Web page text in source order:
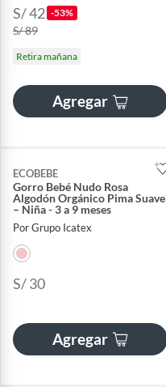
S/ 42 -53%
S/ 89
Retira mañana
Agregar
ECOBEBE
Gorro Bebé Nudo Rosa
Algodón Orgánico Pima Suave
– Niña - 3 a 9 meses
Por Grupo Icatex
S/ 30
Agregar